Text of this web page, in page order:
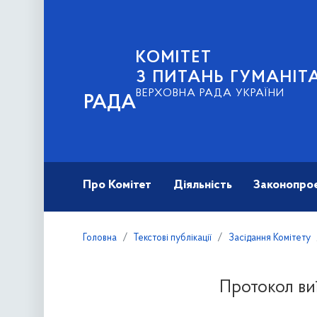
РАДА
КОМІТЕТ
З ПИТАНЬ
ВЕРХОВНА РАДА УКРАЇНИ
Про Комітет Діяльність
Головна Текстові публікації Засідання Комітету
Протокол